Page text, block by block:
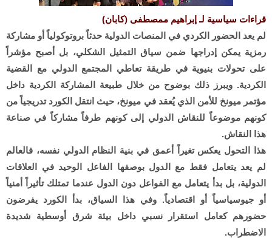
قراءات سياسية لـ إبراهيم ممصطفى (كابان)
لم يعد الحضور الكردي في المنصات الدولية حدثاً بروتوكولياً أو مشاركة
رمزية يمكن إدراجها ضمن سياق التمثيل الشكلي، بل أصبح مؤشراً
على تحولات بنيوية في طريقة تعاطي المجتمع الدولي مع القضية
الكردية. ويبرز ذلك بوضوح من خلال طبيعة المشاركة الكردية داخل
مؤتمر ميونخ للأمن الذي يُعقد في ميونخ، حيث انتقل الكورد تدريجياً من
كونهم موضوعاً للنقاش الدولي إلى كونهم طرفاً مشاركاً في صناعة
هذا النقاش.
هذا التحول يعكس تغيراً أعمق في بنية النظام الدولي نفسه، فالعالم
لم يعد يتعامل فقط مع الدول بوصفها الفاعل الوحيد في العلاقات
الدولية، بل بدأ يتعامل مع الفواعل دون الدول عندما تمتلك تأثيراً أمنياً
أو جيوسياسياً أو اقتصادياً. وفي هذا السياق، بدأ الكورد يفرضون
حضورهم كعامل استقرار نسبي داخل بيئة شرق أوسطية شديدة
الاضطراب.